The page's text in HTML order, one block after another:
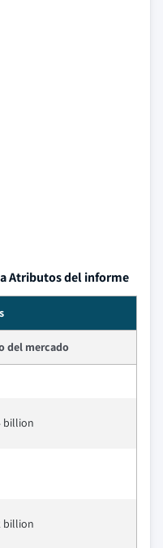
Atributos del informe
del mercado
billion
billion